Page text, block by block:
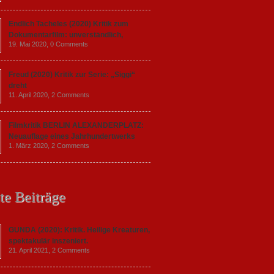
Endlich Tacheles (2020) Kritik zum
Dokumentarfilm: unverständlich,
19. Mai 2020, 0 Comments
Freud (2020) Kritik zur Serie: „Siggi“
dreht
11. April 2020, 2 Comments
Filmkritik BERLIN ALEXANDERPLATZ:
Neuauflage eines Jahrhundertwerks
1. März 2020, 2 Comments
Beiträge
GUNDA (2020): Kritik. Heilige Kreaturen,
spektakulär inszeniert.
21. April 2021, 2 Comments